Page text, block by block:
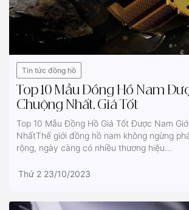
Tin tức đồng hồ
Top 10 Mẫu Đồng Hồ Nam
Chuộng Nhất, Giá Tốt
Top 10 Mẫu Đồng Hồ Giá Tốt Được Nam
NhấtThế giới đồng hồ nam không ngừng
rộng, ngày càng có nhiều thương hiệu...
Thứ 2 23/10/2023